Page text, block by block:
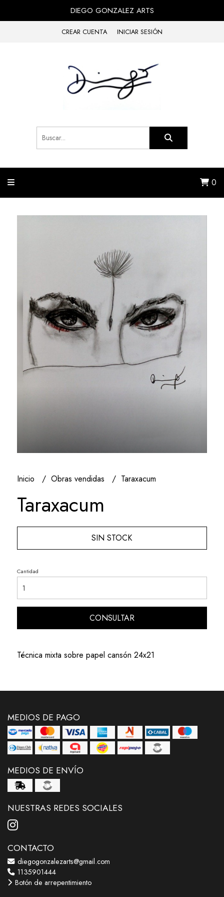
DIEGO GONZALEZ ARTS
CREAR CUENTA INICIAR SESIÓN
0
Inicio Obras vendidas Taraxacum
Taraxacum
SIN STOCK
Cantidad
CONSULTAR
Técnica mixta sobre papel cansón 24x21
MEDIOS DE PAGO
MEDIOS DE ENVÍO
NUESTRAS REDES SOCIALES
CONTACTO
diegogonzalezarts@gmail.com
1135901444
Botón de arrepentimiento